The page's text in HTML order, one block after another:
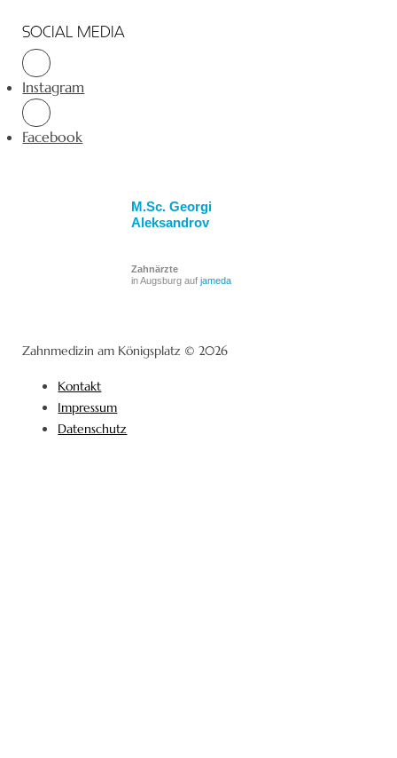
SOCIAL MEDIA
Instagram
Facebook
M.Sc. Georgi
Aleksandrov
Zahnärzte
in Augsburg aufjameda
Zahnmedizin am Königsplatz © 2026
Kontakt
Impressum
Datenschutz